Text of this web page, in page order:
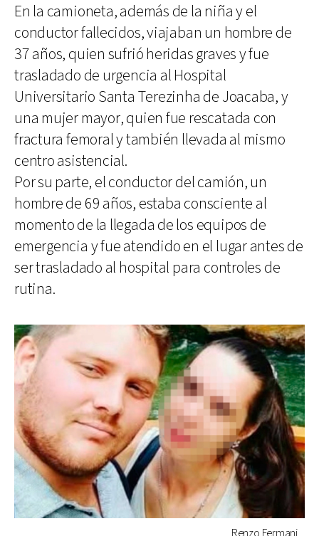
En la camioneta, además de la niña y el
conductor fallecidos, viajaban un hombre de
37 años, quien sufrió heridas graves y fue
trasladado de urgencia al Hospital
Universitario Santa Terezinha de Joacaba, y
una mujer mayor, quien fue rescatada con
fractura femoral y también llevada al mismo
centro asistencial.
Por su parte, el conductor del camión, un
hombre de 69 años, estaba consciente al
momento de la llegada de los equipos de
emergencia y fue atendido en el lugar antes de
ser trasladado al hospital para controles de
rutina.